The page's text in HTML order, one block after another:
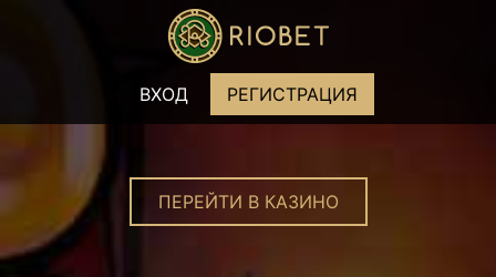
ВХОД РЕГИСТРАЦИЯ
ПЕРЕЙТИ В КАЗИНО